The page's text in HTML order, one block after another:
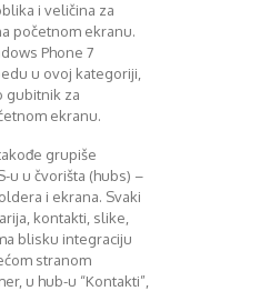
Oktobar 2018
Novembar 2018
Februar 2019
Februar 2020
April 2020
i veličina za
početnom ekranu.
Phone 7
u ovoj kategoriji,
gubitnik za
ekranu.
grupiše
u u čvorišta (hubs) –
i ekrana. Svaki
kontakti, slike,
blisku integraciju
stranom
u hub-u “Kontakti”,